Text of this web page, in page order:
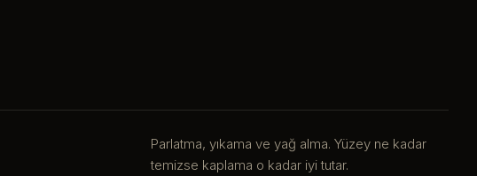
Parlatma, yıkama ve yağ alma. Yüzey ne kadar
temizse kaplama o kadar iyi tutar.